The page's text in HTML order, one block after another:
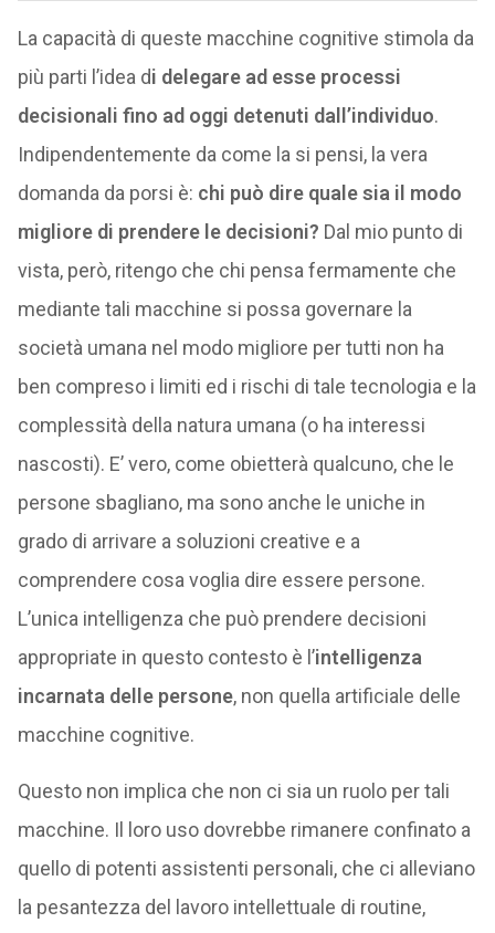
La capacità di queste macchine cognitive stimola da
più parti l’idea di delegare ad esse processi
decisionali fino ad oggi detenuti dall’individuo.
Indipendentemente da come la si pensi, la vera
domanda da porsi è: chi può dire quale sia il modo
migliore di prendere le decisioni? Dal mio punto di
vista, però, ritengo che chi pensa fermamente che
mediante tali macchine si possa governare la
società umana nel modo migliore per tutti non ha
ben compreso i limiti ed i rischi di tale tecnologia e la
complessità della natura umana (o ha interessi
nascosti). E’ vero, come obietterà qualcuno, che le
persone sbagliano, ma sono anche le uniche in
grado di arrivare a soluzioni creative e a
comprendere cosa voglia dire essere persone.
L’unica intelligenza che può prendere decisioni
appropriate in questo contesto è l’intelligenza
incarnata delle persone, non quella artificiale delle
macchine cognitive.
Questo non implica che non ci sia un ruolo per tali
macchine. Il loro uso dovrebbe rimanere confinato a
quello di potenti assistenti personali, che ci alleviano
la pesantezza del lavoro intellettuale di routine,